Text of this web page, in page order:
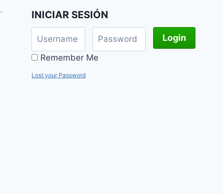
INICIAR SESIÓN
Remember Me
Lost your Password